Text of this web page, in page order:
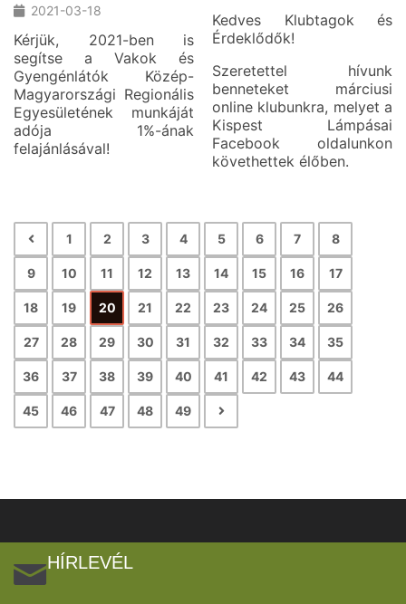
2021-03-18
Kérjük, 2021-ben is
segítse a Vakok és
Gyengénlátók Közép-
Magyarországi Regionális
Egyesületének munkáját
adója 1%-ának
felajánlásával!
Kedves Klubtagok és
Érdeklődők!
Szeretettel hívunk
benneteket márciusi
online klubunkra, melyet a
Kispest Lámpásai
Facebook oldalunkon
követhettek élőben.
1 2 3 4 5 6 7 8
9 10 11 12 13 14 15 16 17
18 19 20 21 22 23 24 25 26
27 28 29 30 31 32 33 34 35
36 37 38 39 40 41 42 43 44
45 46 47 48 49
HÍRLEVÉL